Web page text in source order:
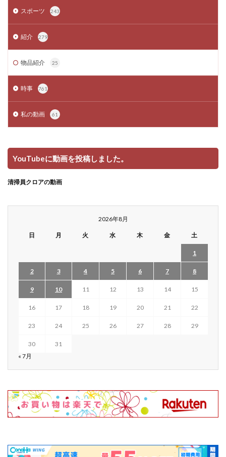
スポーツ 243
紹介 279
物品紹介 25
時事 761
私の動画 61
YouTubeに動画を投稿しました。
清掃員クロアの動画
2026年8月
日 月 火 水 木 金 土
1
2 3 4 5 6 7 8
9 10 11 12 13 14 15
16 17 18 19 20 21 22
23 24 25 26 27 28 29
30
31
« 7月